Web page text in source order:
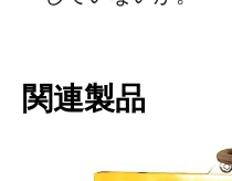
関連製品